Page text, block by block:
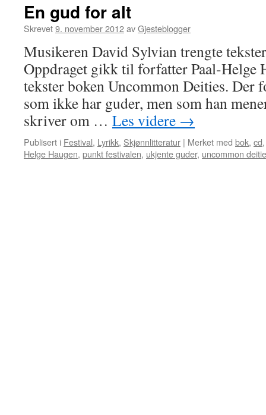
En gud for alt
Skrevet9. november 2012avGjesteblogger
Musikeren David Sylvian trengte
Oppdraget gikk til forfatter Paal-Helge
tekster boken Uncommon Deities. Der
som ikke har guder, men som han
skriver om … Les videre →
Publisert i Festival, Lyrikk, Skjønnlitteratur | Merket med bok, cd
Helge Haugen, punkt festivalen, ukjente guder, uncommon